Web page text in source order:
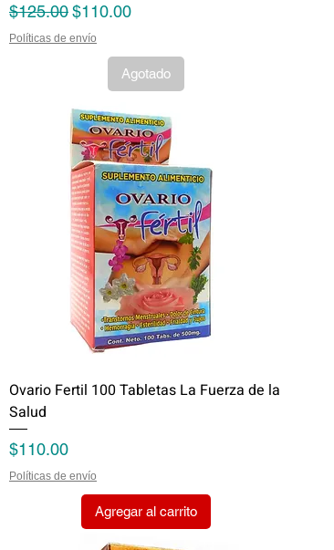
Precio
$125.00Precio de oferta
$110.00
Políticas de envío
Agotado
Ovario Fertil 100 Tabletas La Fuerza de la
Salud
Precio
$110.00
Políticas de envío
Agregar al carrito